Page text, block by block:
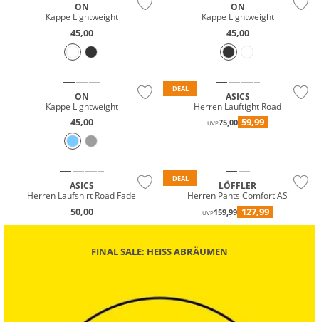
ON
Kappe Lightweight
45,00
ON
Kappe Lightweight
45,00
ON
Kappe Lightweight
45,00
DEAL
ASICS
Herren Lauftight Road
UVP75,00 59,99
ASICS
Herren Laufshirt Road Fade
50,00
DEAL
LÖFFLER
Herren Pants Comfort AS
UVP159,99 127,99
FINAL SALE: HEISS ABRÄUMEN